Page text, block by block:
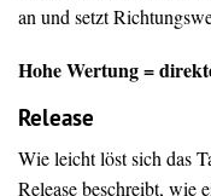
an und setzt
Hohe Wertung =
Release
Wie leicht löst sich das
Release beschreibt, wie